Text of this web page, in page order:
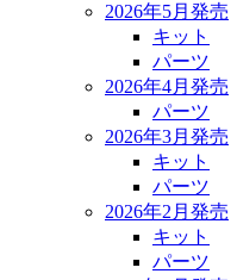
2026年5月発売
キット
パーツ
2026年4月発売
パーツ
2026年3月発売
キット
パーツ
2026年2月発売
キット
パーツ